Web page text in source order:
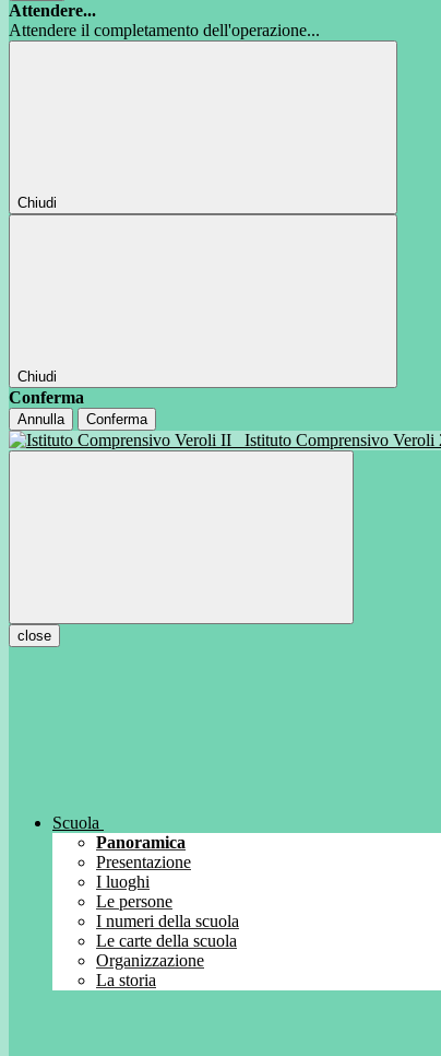
Attendere...
Attendere il completamento dell'operazione...
Chiudi
Chiudi
Conferma
Annulla Conferma
Istituto Comprensivo Veroli
close
Scuola
Panoramica
Presentazione
I luoghi
Le persone
I numeri della scuola
Le carte della scuola
Organizzazione
La storia